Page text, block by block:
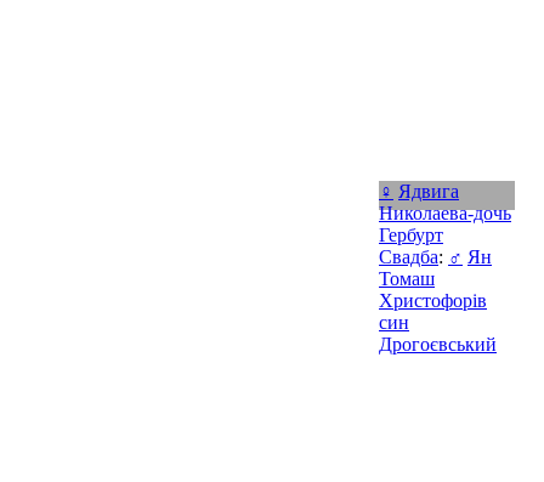
♀ Ядвига
Николаева-дочь
Гербурт
Свадба: ♂ Ян
Томаш
Христофорів
син
Дрогоєвський